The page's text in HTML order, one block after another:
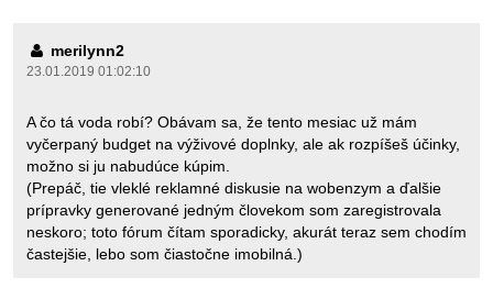
merilynn2
23.01.2019 01:02:10
A čo tá voda robí? Obávam sa, že tento mesiac už mám
vyčerpaný budget na výživové doplnky, ale ak rozpíšeš účinky,
možno si ju nabudúce kúpim.
(Prepáč, tie vleklé reklamné diskusie na wobenzym a ďalšie
prípravky generované jedným človekom som zaregistrovala
neskoro; toto fórum čítam sporadicky, akurát teraz sem chodím
častejšie, lebo som čiastočne imobilná.)